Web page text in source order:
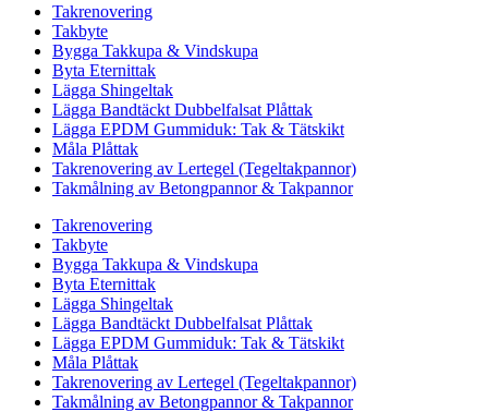
Takrenovering
Takbyte
Bygga Takkupa & Vindskupa
Byta Eternittak
Lägga Shingeltak
Lägga Bandtäckt Dubbelfalsat Plåttak
Lägga EPDM Gummiduk: Tak & Tätskikt
Måla Plåttak
Takrenovering av Lertegel (Tegeltakpannor)
Takmålning av Betongpannor & Takpannor
Takrenovering
Takbyte
Bygga Takkupa & Vindskupa
Byta Eternittak
Lägga Shingeltak
Lägga Bandtäckt Dubbelfalsat Plåttak
Lägga EPDM Gummiduk: Tak & Tätskikt
Måla Plåttak
Takrenovering av Lertegel (Tegeltakpannor)
Takmålning av Betongpannor & Takpannor